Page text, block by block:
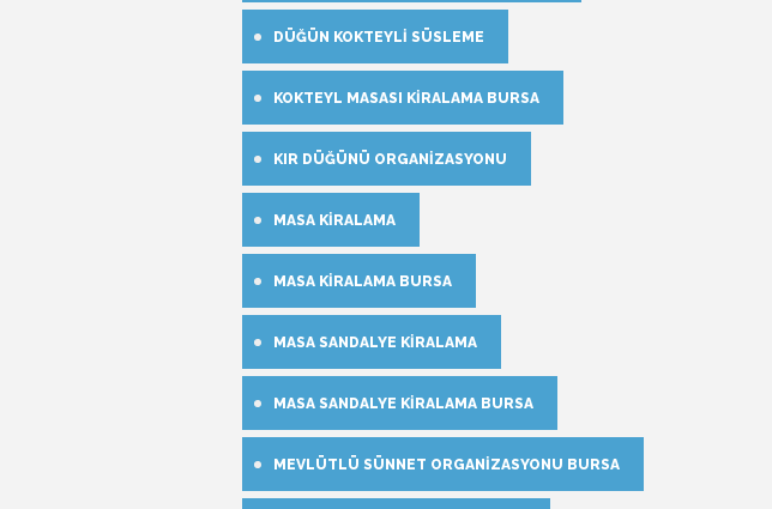
DÜĞÜN KOKTEYLI SÜSLEME
KOKTEYL MASASI KIRALAMA BURSA
KIR DÜĞÜNÜ ORGANIZASYONU
MASA KIRALAMA
MASA KIRALAMA BURSA
MASA SANDALYE KIRALAMA
MASA SANDALYE KIRALAMA BURSA
MEVLÜTLÜ SÜNNET ORGANIZASYONU BURSA